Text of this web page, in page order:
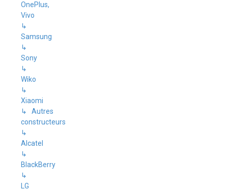
OnePlus,
Vivo
↳
Samsung
↳
Sony
↳
Wiko
↳
Xiaomi
↳ Autres
constructeurs
↳
Alcatel
↳
BlackBerry
↳
LG